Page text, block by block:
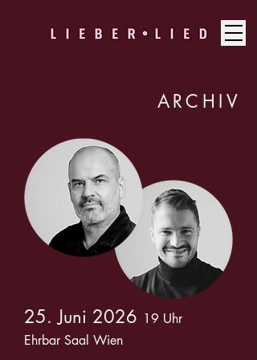
ARCHIV
25. Juni 2026 19 Uhr
Ehrbar Saal Wien